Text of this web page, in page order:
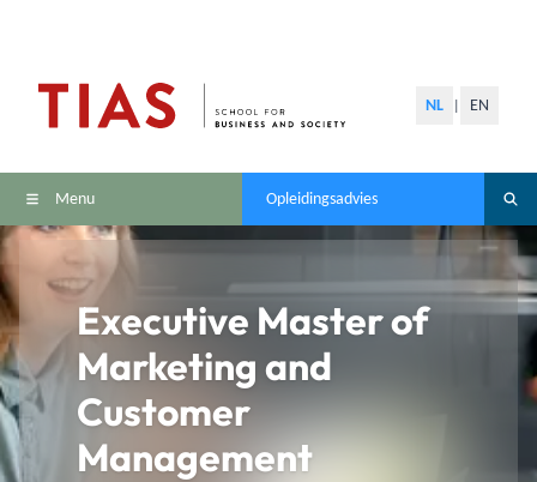
NL EN
Menu Opleidingsadvies
Executive Master of
Marketing and
Customer
Management